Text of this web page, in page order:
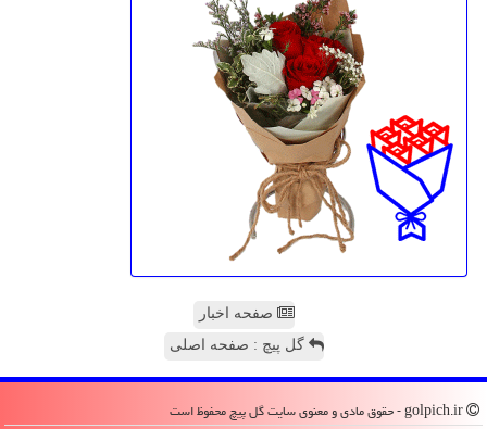
صفحه اخبار
گل پیچ : صفحه اصلی